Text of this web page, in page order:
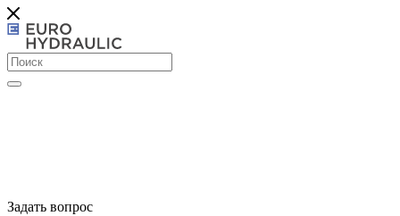
Задать вопрос